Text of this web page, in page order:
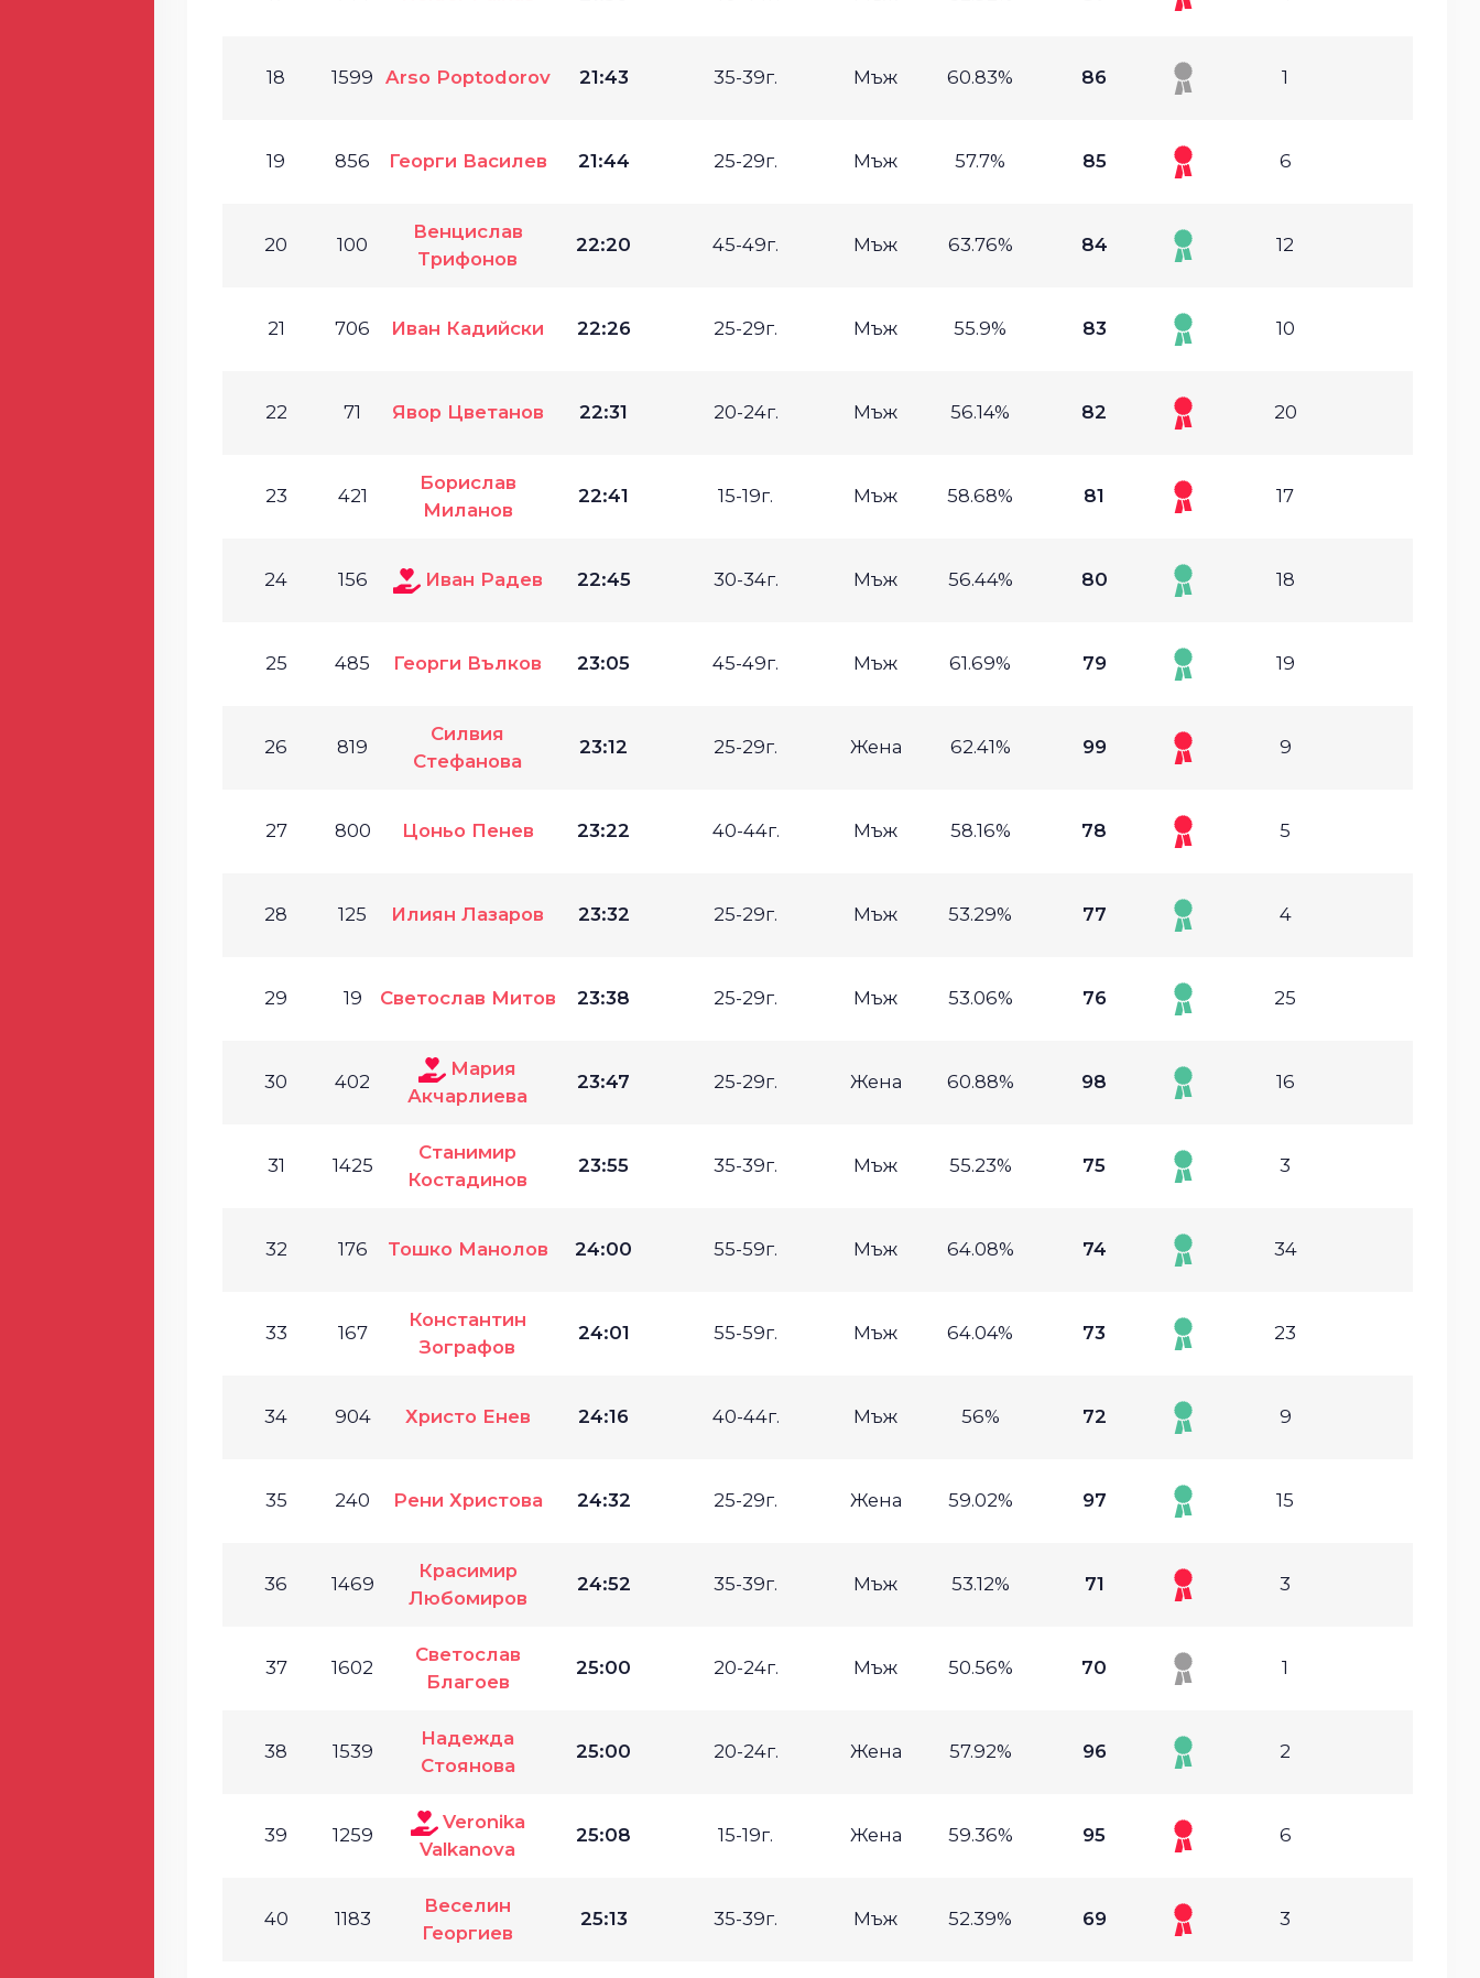
18 1599 Arso Poptodorov 21:43 35-39г. Мъж 60.83% 86 1
19 856 Георги Василев 21:44 25-29г. Мъж 57.7% 85 6
20 100
Венцислав
Трифонов
22:20 45-49г. Мъж 63.76% 84 12
21 706 Иван Кадийски 22:26 25-29г. Мъж 55.9% 83 10
22 71 Явор Цветанов 22:31 20-24г. Мъж 56.14% 82 20
23 421
Борислав
Миланов
22:41 15-19г. Мъж 58.68% 81 17
24 156 Иван Радев 22:45 30-34г. Мъж 56.44% 80 18
25 485 Георги Вълков 23:05 45-49г. Мъж 61.69% 79 19
26 819
Силвия
Стефанова
23:12 25-29г. Жена 62.41% 99 9
27 800 Цоньо Пенев 23:22 40-44г. Мъж 58.16% 78 5
28 125 Илиян Лазаров 23:32 25-29г. Мъж 53.29% 77 4
29 19 Светослав Митов 23:38 25-29г. Мъж 53.06% 76 25
30 402
Мария
Акчарлиева
23:47 25-29г. Жена 60.88% 98 16
31 1425
Станимир
Костадинов
23:55 35-39г. Мъж 55.23% 75 3
32 176 Тошко Манолов 24:00 55-59г. Мъж 64.08% 74 34
33 167
Константин
Зографов
24:01 55-59г. Мъж 64.04% 73 23
34 904 Христо Енев 24:16 40-44г. Мъж 56% 72 9
35 240 Рени Христова 24:32 25-29г. Жена 59.02% 97 15
36 1469
Красимир
Любомиров
24:52 35-39г. Мъж 53.12% 71 3
37 1602
Светослав
Благоев
25:00 20-24г. Мъж 50.56% 70 1
38 1539
Надежда
Стоянова
25:00 20-24г. Жена 57.92% 96 2
39 1259
Veronika
Valkanova
25:08 15-19г. Жена 59.36% 95 6
40 1183
Веселин
Георгиев
25:13 35-39г. Мъж 52.39% 69 3